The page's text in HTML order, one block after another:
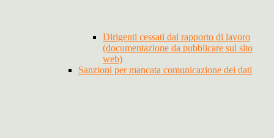
Dirigenti cessati dal rapporto di lavoro
(documentazione da pubblicare sul sito
web)
Sanzioni per mancata comunicazione dei dati